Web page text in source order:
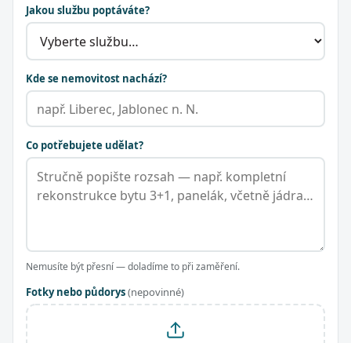
Jakou službu poptáváte?
Kde se nemovitost nachází?
Co potřebujete udělat?
Nemusíte být přesní — doladíme to při zaměření.
Fotky nebo půdorys(nepovinné)